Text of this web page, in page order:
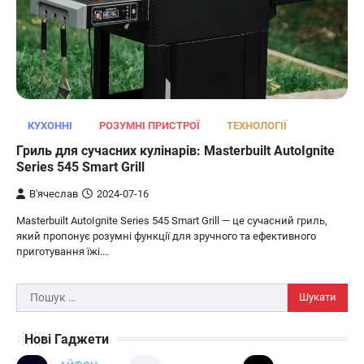
КУХОННІ РОЗУМНІ ПРИСТРОЇ ТЕХНОЛОГІЇ
Гриль для сучасних кулінарів: Masterbuilt AutoIgnite
Series 545 Smart Grill
В'ячеслав 2024-07-16
Masterbuilt AutoIgnite Series 545 Smart Grill — це сучасний гриль,
який пропонує розумні функції для зручного та ефективного
приготування їжі.…
Пошук:
Нові Гаджети
3
ОСВІТЛЕННЯ РОЗУМНИЙ ДІМ
Розумні сонячні прожектори AiDot
В'ячеслав
AiDot Linkind — це розумні сонячні
освітлення вашого подвір'я, саду або…
Joyroom JR-TCW02 на 65 Вт
В'ячеслав 2024-09-04
Joyroom JR-TCW02 — це універсальний
дорожній адаптер потужністю 65 Вт,